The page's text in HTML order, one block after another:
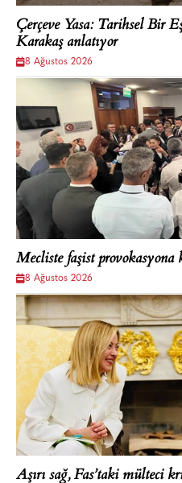
Çerçeve Yasa: Tarihsel Bir
Karakaş anlatıyor
8 Ağustos 2026
Mecliste faşist provokasyona
8 Ağustos 2026
Aşırı sağ, Fas’taki mülteci